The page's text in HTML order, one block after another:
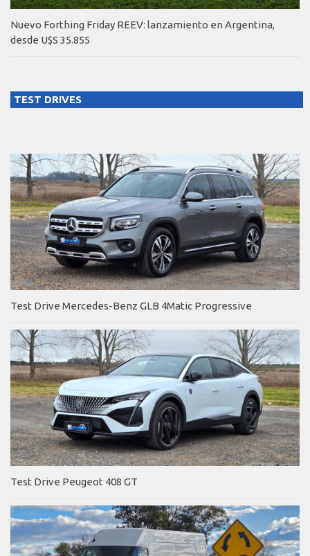
Nuevo Forthing Friday REEV: lanzamiento en Argentina,
desde U$S 35.855
TEST DRIVES
Test Drive Mercedes-Benz GLB 4Matic Progressive
Test Drive Peugeot 408 GT